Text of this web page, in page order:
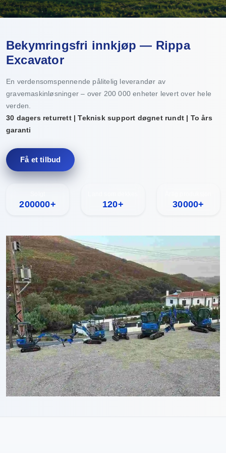
Bekymringsfri innkjøp — Rippa
Excavator
En verdensomspennende pålitelig leverandør av
gravemaskinløsninger – over 200 000 enheter levert over hele
verden.
30 dagers returrett | Teknisk support døgnet rundt | To års
garanti
Få et tilbud
200000+ 120+ 30000+